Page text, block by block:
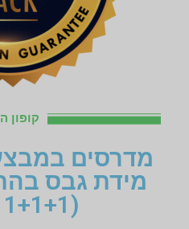
קופון
מידת גבס
(1+1+1 חינם)